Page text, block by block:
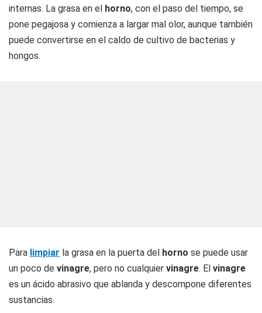
internas. La grasa en el horno, con el paso del tiempo, se
pone pegajosa y comienza a largar mal olor, aunque también
puede convertirse en el caldo de cultivo de bacterias y
hongos.
Para limpiar la grasa en la puerta del horno se puede usar
un poco de vinagre, pero no cualquier vinagre. El vinagre
es un ácido abrasivo que ablanda y descompone diferentes
sustancias.